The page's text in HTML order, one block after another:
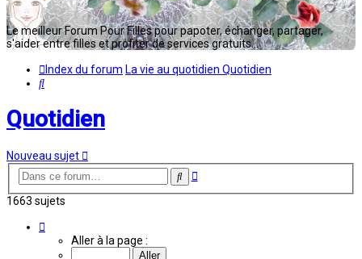
Le meilleur Forum Pour Filles pour papoter, échanger, partager,
s'aider entre filles et profiter de services gratuits...
Index du forum La vie au quotidien Quotidien
Rechercher
Quotidien
Nouveau sujet
Rechercher
Recherche
1663 sujets
Aller à la page :